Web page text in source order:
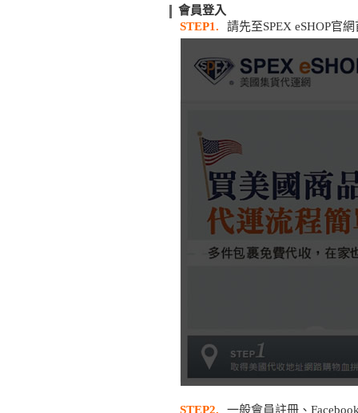
會員登入
STEP1.
請先至SPEX eSHOP官
STEP2. 一般會員註冊、